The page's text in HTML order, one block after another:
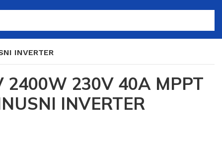
INVERTER
2400W 230V 40A MPPT
INVERTER